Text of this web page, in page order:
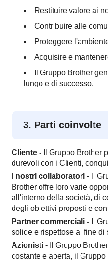
Restituire valore ai
Contribuire alle
Proteggere
Acquisire e
Il Gruppo Brother
lungo e di successo.
3. Parti coinvolte
Cliente - Il Gruppo Brother
durevoli con i Clienti,
I nostri collaboratori - il
Brother offre loro varie
all'interno della società, di
degli obiettivi proposti e
Partner commerciali - Il
solide e rispettose al fine di
Azionisti - Il Gruppo
costante e aperta, il